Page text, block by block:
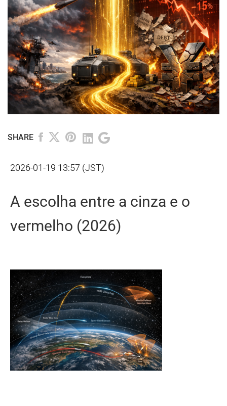
SHARE
2026-01-19 13:57 (JST)
A escolha entre a cinza e o
vermelho (2026)